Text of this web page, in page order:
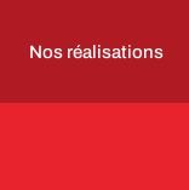
Nos réalisations